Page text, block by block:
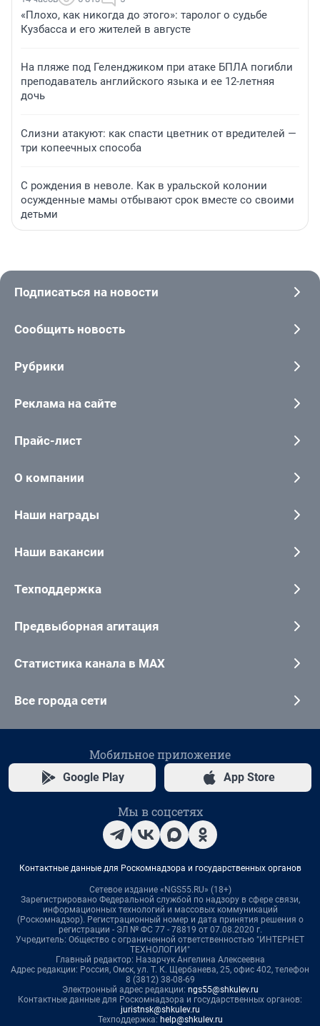
«Плохо, как никогда до этого»: таролог о судьбе
Кузбасса и его жителей в августе
На пляже под Геленджиком при атаке БПЛА погибли
преподаватель английского языка и ее 12-летняя
дочь
Слизни атакуют: как спасти цветник от вредителей —
три копеечных способа
С рождения в неволе. Как в уральской колонии
осужденные мамы отбывают срок вместе со своими
детьми
Подписаться на новости
Сообщить новость
Рубрики
Реклама на сайте
Прайс-лист
О компании
Наши награды
Наши вакансии
Техподдержка
Предвыборная агитация
Статистика канала в MAX
Все города сети
Мобильное приложение
Google Play App Store
Мы в соцсетях
Контактные данные для Роскомнадзора и государственных органов
Сетевое издание «NGS55.RU» (18+)
Зарегистрировано Федеральной службой по надзору в сфере связи,
информационных технологий и массовых коммуникаций
(Роскомнадзор). Регистрационный номер и дата принятия решения о
регистрации - ЭЛ № ФС 77 - 78819 от 07.08.2020 г.
Учредитель: Общество с ограниченной ответственностью "ИНТЕРНЕТ
ТЕХНОЛОГИИ"
Главный редактор: Назарчук Ангелина Алексеевна
Адрес редакции: Россия, Омск, ул. Т. К. Щербанева, 25, офис 402, телефон
8 (3812) 38-08-69
Электронный адрес редакции: ngs55@shkulev.ru
Контактные данные для Роскомнадзора и государственных органов:
juristnsk@shkulev.ru
Техподдержка: help@shkulev.ru